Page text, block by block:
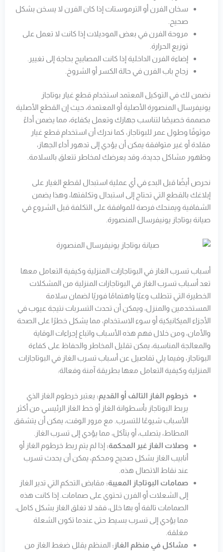
سخان الفرن أو الترموستات إذا كان الفرن لا يسخن بشكل
صحيح.
مروحة الفرن في بعض الموديلات إذا كانت لا تعمل على
توزيع الحرارة.
إضاءة الفرن الداخلية إذا كانت المصابيح بحاجة إلى تغيير.
زجاج باب الفرن في حالة الكسر أو الشروخ.
نضمن لك في التوكيل المعتمد استخدام قطع غيار بوتاجاز
يونيفرسال المنصورة الأصلية أو المعتمدة، حيث إن القطع الأصلية
مصممة خصيصًا لتناسب جهازك وتعمل بكفاءة، مما يضمن أداءً
موثوقًا وطول عمر للبوتاجاز، كما ندرك أن استخدام قطع غيار
مقلدة أو غير متوافقة يمكن أن يؤدي إلى تدهور أداء الجهاز،
وظهور مشاكل جديدة، وقد يعرضك لمخاطر تتعلق بالسلامة.
نحرص أيضًا قبل البدء في أي عملية استبدال لقطع الغيار على
إبلاغك بالقطع التي تحتاج إلى استبدال وتكلفتها، وهذا يضمن
الشفافية ويمنحك فرصة للموافقة على التكلفة قبل الشروع في
صيانة بوتاجاز يونيفرسال المنصورة.
أسباب تسرب الغاز في البوتاجازات المنزلية وكيفية التعامل معها
تعد أسباب تسرب الغاز في البوتاجازات المنزلية من المشكلات
الخطيرة التي تتطلب وعيًا واهتمامًا فوريًا لضمان سلامة
المستخدمين والمنزل، ويمكن أن تحدث التسربات نتيجة عيوب في
الأجزاء الميكانيكية أو سوء الاستخدام، مما يشكل خطرًا على الصحة
والأمان، ومن خلال فهم هذه الأسباب واتباع إجراءات الوقاية
والمعالجة المناسبة، يمكن تقليل المخاطر والحفاظ على كفاءة
البوتاجاز، وفيما يلي تفاصيل عن أسباب تسرب الغاز في البوتاجازات
المنزلية وكيفية التعامل معها بطريقة آمنة وفعالة:
خرطوم الغاز التالف أو القديم: يعتبر خرطوم الغاز الذي
يربط البوتاجاز بأسطوانة الغاز أو خط الغاز الرئيسي من أكثر
الأسباب شيوعًا للتسرب. مع مرور الوقت، يمكن أن يتشقق
المطاط، يتصلب، أو يتآكل، مما يؤدي إلى تسرب الغاز.
وصلات الغاز غير المحكمة: إذا لم يتم ربط خرطوم الغاز أو
أنابيب الغاز بشكل صحيح ومحكم، يمكن أن يحدث تسرب
عند نقاط الاتصال هذه.
صمامات البوتاجاز المعيبة: مقابض التحكم التي تدير الغاز
إلى الشعلات أو الفرن تحتوي على صمامات. إذا كانت هذه
الصمامات تالفة أو بها خلل، فقد لا تغلق الغاز بشكل كامل،
مما يؤدي إلى تسرب بسيط حتى عندما تكون الشعلة
مغلقة.
مشاكل في منظم الغاز: المنظم يقلل ضغط الغاز من